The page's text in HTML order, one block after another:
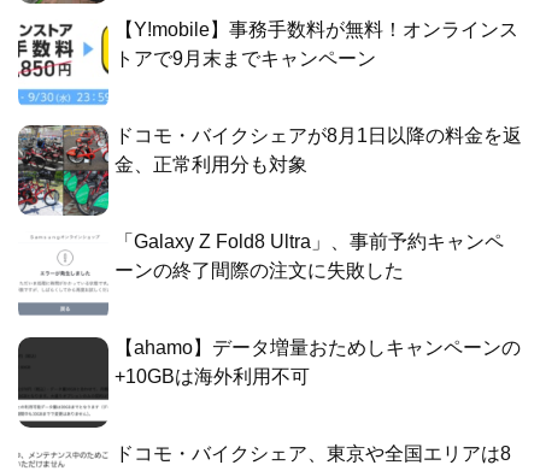
【Y!mobile】事務手数料が無料！オンラインス
トアで9月末までキャンペーン
ドコモ・バイクシェアが8月1日以降の料金を返
金、正常利用分も対象
「Galaxy Z Fold8 Ultra」、事前予約キャンペ
ーンの終了間際の注文に失敗した
【ahamo】データ増量おためしキャンペーンの
+10GBは海外利用不可
ドコモ・バイクシェア、東京や全国エリアは8